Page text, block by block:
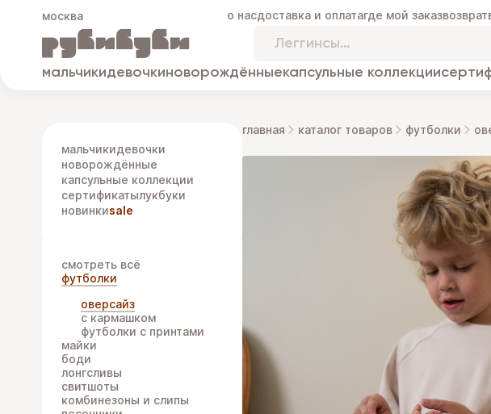
москва о насдоставка и оплатагде мой заказвозврат
мальчикидевочкиноворождённыекапсульные коллекции
мальчикидевочки
новорождённые
капсульные коллекции
сертификатылукбуки
новинкиsale
смотреть всё
футболки
оверсайз
с кармашком
футболки с принтами
майки
боди
лонгсливы
свитшоты
комбинезоны и слипы
главная каталог товаров футболки